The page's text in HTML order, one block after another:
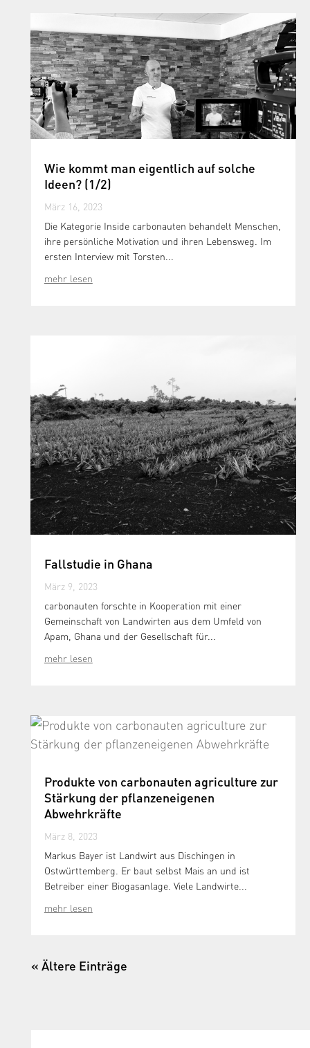
Wie kommt man eigentlich auf solche
Ideen? (1/2)
März 16, 2023
Die Kategorie Inside carbonauten behandelt Menschen,
ihre persönliche Motivation und ihren Lebensweg. Im
ersten Interview mit Torsten...
mehr lesen
Fallstudie in Ghana
März 9, 2023
carbonauten forschte in Kooperation mit einer
Gemeinschaft von Landwirten aus dem Umfeld von
Apam, Ghana und der Gesellschaft für...
mehr lesen
Produkte von carbonauten agriculture zur
Stärkung der pflanzeneigenen
Abwehrkräfte
März 8, 2023
Markus Bayer ist Landwirt aus Dischingen in
Ostwürttemberg. Er baut selbst Mais an und ist
Betreiber einer Biogasanlage. Viele Landwirte...
mehr lesen
« Ältere Einträge